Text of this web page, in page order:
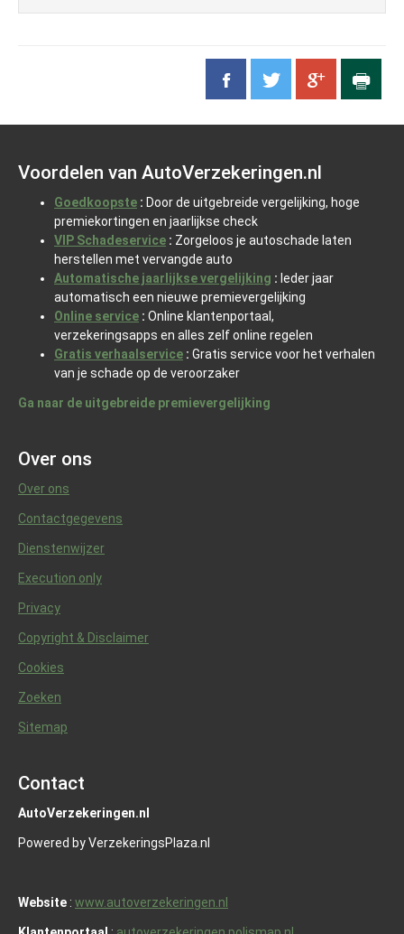
Voordelen van AutoVerzekeringen.nl
Goedkoopste : Door de uitgebreide vergelijking, hoge
premiekortingen en jaarlijkse check
VIP Schadeservice : Zorgeloos je autoschade laten
herstellen met vervangde auto
Automatische jaarlijkse vergelijking : Ieder jaar
automatisch een nieuwe premievergelijking
Online service : Online klantenportaal,
verzekeringsapps en alles zelf online regelen
Gratis verhaalservice : Gratis service voor het verhalen
van je schade op de veroorzaker
Ga naar de uitgebreide premievergelijking
Over ons
Over ons
Contactgegevens
Dienstenwijzer
Execution only
Privacy
Copyright & Disclaimer
Cookies
Zoeken
Sitemap
Contact
AutoVerzekeringen.nl
Powered by VerzekeringsPlaza.nl
Website : www.autoverzekeringen.nl